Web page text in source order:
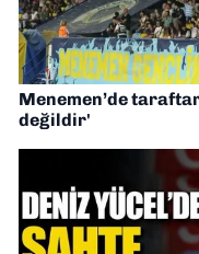
Menemen’de
değildir'